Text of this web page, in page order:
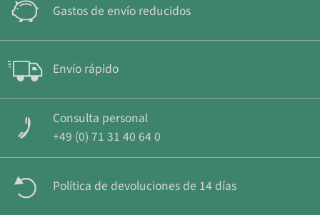
Gastos de envío reducidos
Envío rápido
Consulta personal
+49 (0) 71 31 40 64 0
Política de devoluciones de 14 días